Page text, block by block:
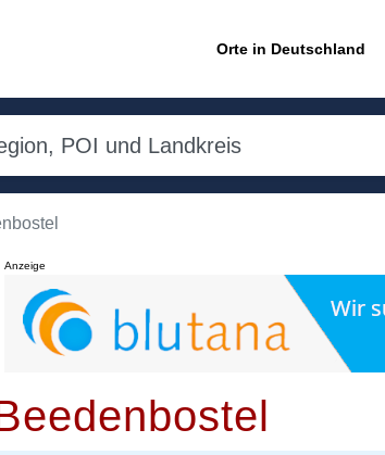
Orte in Deutschland
Anzeige